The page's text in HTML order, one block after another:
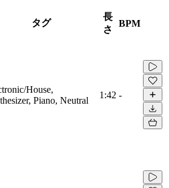
タグ
長
さ
BPM
House,
Piano, Neutral
1:42 -